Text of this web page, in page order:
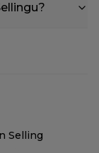
Selling